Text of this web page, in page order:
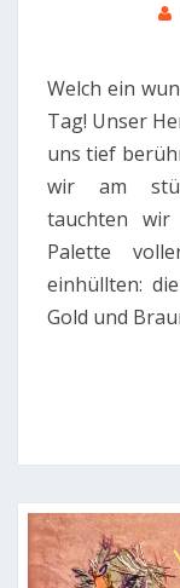
Welch ein
Tag! Unser
uns tief
wir am
tauchten
Palette
einhüllten:
Gold und